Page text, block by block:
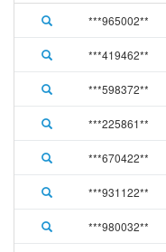
***965002**
***419462**
***598372**
***225861**
***670422**
***931122**
***980032**